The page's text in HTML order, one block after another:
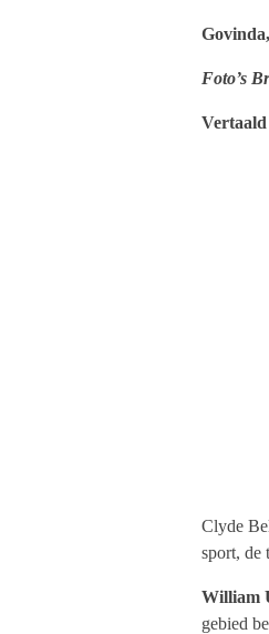
Foto’s
Clyde
sport, de
William
gebied